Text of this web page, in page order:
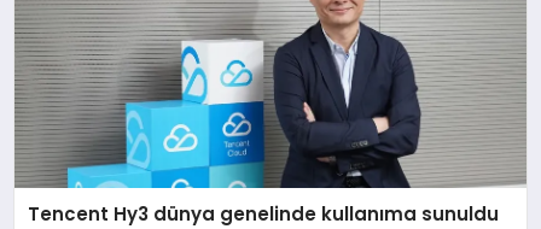
Tencent Hy3 dünya genelinde kullanıma sunuldu